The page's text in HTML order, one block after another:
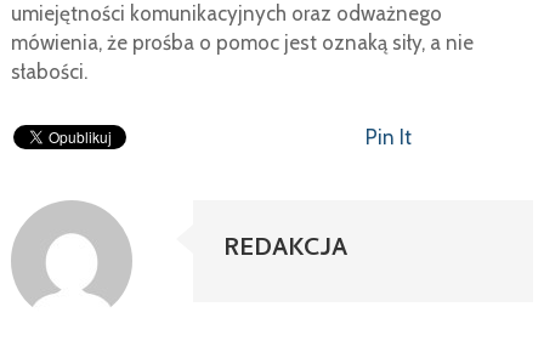
umiejętności komunikacyjnych oraz odważnego
mówienia, że prośba o pomoc jest oznaką siły, a nie
słabości.
Pin It
REDAKCJA